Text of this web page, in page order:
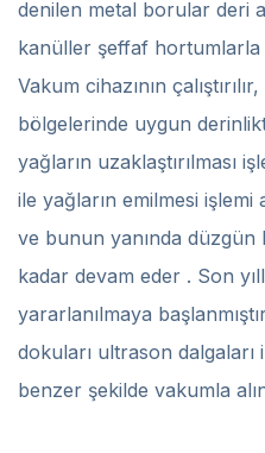
denilen metal borular deri
kanüller şeffaf hortumlarla
Vakum cihazının
bölgelerinde uygun
yağların uzaklaştırılması
ile yağların emilmesi
ve bunun yanında düzgün
kadar devam eder . Son
yararlanılmaya
dokuları ultrason
benzer şekilde vakumla